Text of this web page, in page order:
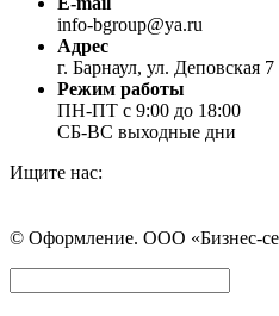
info-bgroup@ya.ru
Адрес
г. Барнаул, ул. Деповская 7
Режим работы
ПН-ПТ с 9:00 до 18:00
СБ-ВС выходные дни
Ищите нас:
Вконтакте
открывается
в
новом
WhatsApp
открывается
в
новом
Telegram
открывается
в
новом
© Оформление. ООО «Бизнес-